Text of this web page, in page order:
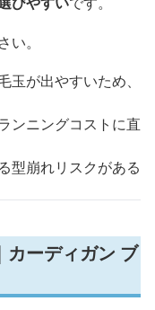
。
玉が出やすいため、
ンニングコストに直
型崩れリスクがある
カーディガン ブ